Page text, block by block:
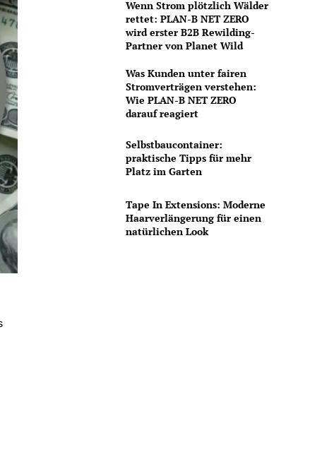
Wenn Strom plötzlich Wälder
rettet: PLAN-B NET ZERO
wird erster B2B Rewilding-
Partner von Planet Wild
Was Kunden unter fairen
Stromverträgen verstehen:
Wie PLAN-B NET ZERO
darauf reagiert
Selbstbaucontainer:
praktische Tipps für mehr
Platz im Garten
Tape In Extensions: Moderne
Haarverlängerung für einen
natürlichen Look